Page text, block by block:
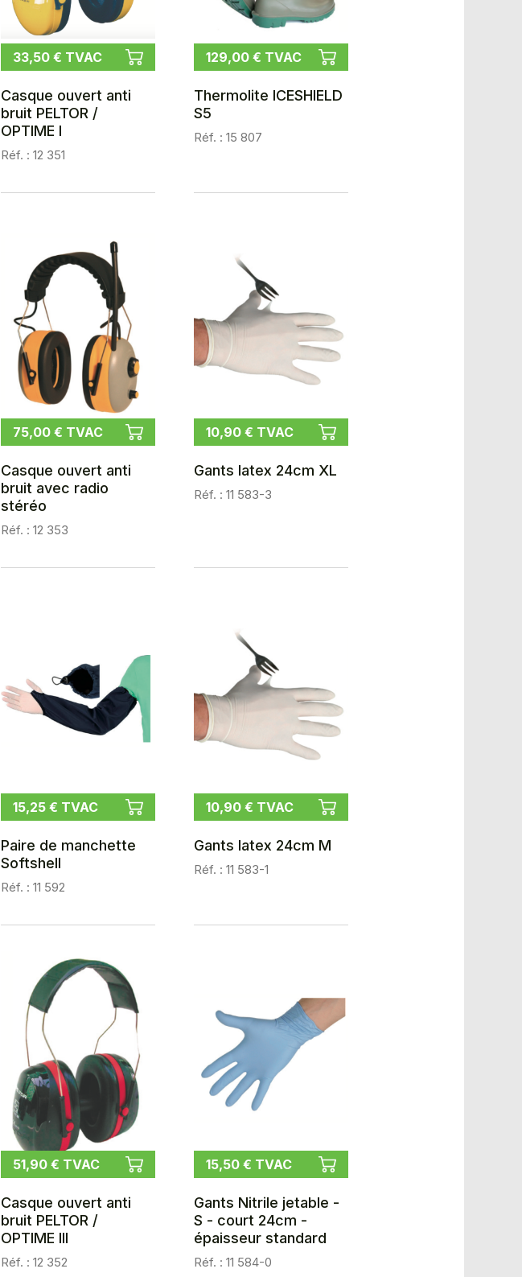
33,50 € TVAC
Casque ouvert anti
bruit PELTOR /
OPTIME I
Réf. : 12 351
129,00 € TVAC
Thermolite ICESHIELD
S5
Réf. : 15 807
75,00 € TVAC
Casque ouvert anti
bruit avec radio
stéréo
Réf. : 12 353
10,90 € TVAC
Gants latex 24cm XL
Réf. : 11 583-3
15,25 € TVAC
Paire de manchette
Softshell
Réf. : 11 592
10,90 € TVAC
Gants latex 24cm M
Réf. : 11 583-1
51,90 € TVAC
Casque ouvert anti
bruit PELTOR /
OPTIME III
Réf. : 12 352
15,50 € TVAC
Gants Nitrile jetable -
S - court 24cm -
épaisseur standard
Réf. : 11 584-0